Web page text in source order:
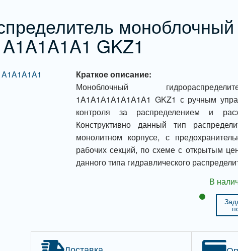
GKZ1
Краткое описание:
Моноблочный
1A1A1А1A1A1A1A1 GKZ1 с ручным
контроля за распределением и
Конструктивно данный тип
монолитном корпусе, с
рабочих секций, по схеме с открытым
данного типа гидравлического
В